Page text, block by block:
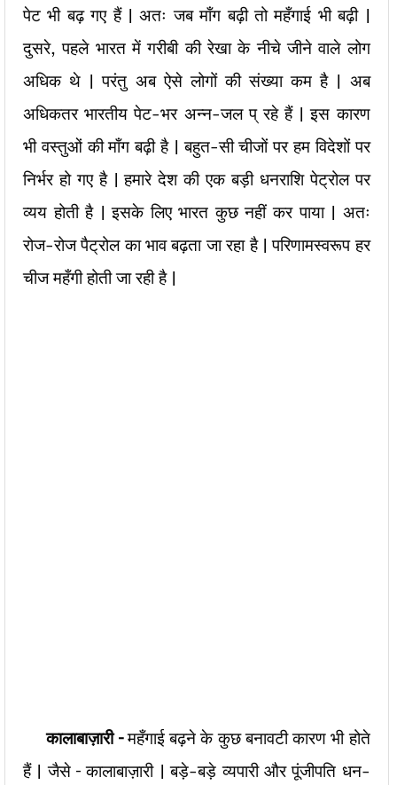
पेट भी बढ़ गए हैं | अतः जब माँग बढ़ी तो महँगाई भी बढ़ी |
दुसरे, पहले भारत में गरीबी की रेखा के नीचे जीने वाले लोग
अधिक थे | परंतु अब ऐसे लोगों की संख्या कम है | अब
अधिकतर भारतीय पेट-भर अन्न-जल प् रहे हैं | इस कारण
भी वस्तुओं की माँग बढ़ी है | बहुत-सी चीजों पर हम विदेशों पर
निर्भर हो गए है | हमारे देश की एक बड़ी धनराशि पेट्रोल पर
व्यय होती है | इसके लिए भारत कुछ नहीं कर पाया | अतः
रोज-रोज पैट्रोल का भाव बढ़ता जा रहा है | परिणामस्वरूप हर
चीज महँगी होती जा रही है |
कालाबाज़ारी –महँगाई बढ़ने के कुछ बनावटी कारण भी होते
हैं | जैसे – कालाबाज़ारी | बड़े-बड़े व्यपारी और पूंजीपति धन-